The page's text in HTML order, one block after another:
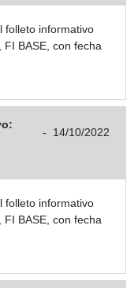
folleto informativo
FI BASE, con fecha
- 14/10/2022
folleto informativo
FI BASE, con fecha